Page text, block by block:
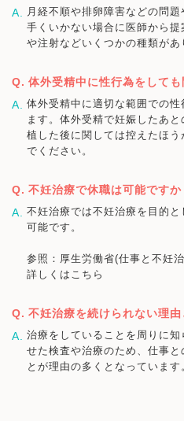
月経不順や排卵障害などの問
手くいかない場合に医師から
や注射などいくつかの種類があ
体外受精中に性行為をしても
体外受精中に適切な範囲での
ます。体外受精で妊娠したあ
植した後に関しては控えたほ
でください。
不妊治療で休職は可能ですか
不妊治療では不妊治療を目的
可能です。
参照：厚生労働省(仕事と不妊
詳しくはこちら
不妊治療を続けられない理由
治療をしていることを周りに
せた検査や治療のため、仕事
とが理由の多くとなっています